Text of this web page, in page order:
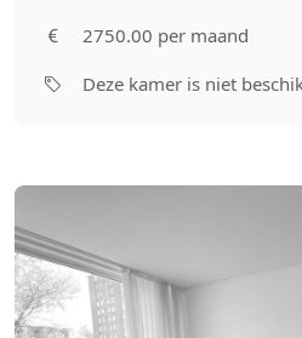
2750.00 per maand
Deze kamer is niet